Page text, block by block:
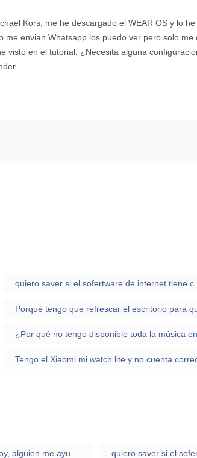
Kors, me he descargado el WEAR OS y lo he
envian Whatsapp los puedo ver pero solo me
visto en el tutorial. ¿Necesita alguna